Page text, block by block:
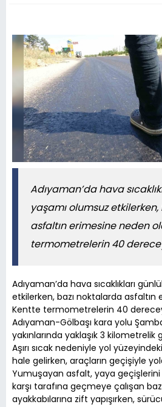
Adıyaman’da hava
yaşamı olumsuz
asfaltın erimesine neden
termometrelerin 40
Adıyaman’da hava sıcaklıkları
etkilerken, bazı noktalarda
Kentte termometrelerin 40
Adıyaman-Gölbaşı kara yolu
yakınlarında yaklaşık 3
Aşırı sıcak nedeniyle yol
hale gelirken, araçların geçişiyle
Yumuşayan asfalt, yaya geçişlerini
karşı tarafına geçmeye çalışan
ayakkabılarına zift yapışırken,